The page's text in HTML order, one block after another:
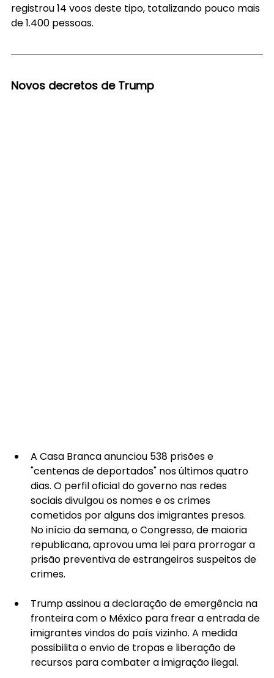
registrou 14 voos deste tipo, totalizando pouco mais
de 1.400 pessoas.
Novos decretos de Trump
A Casa Branca anunciou 538 prisões e
"centenas de deportados" nos últimos quatro
dias. O perfil oficial do governo nas redes
sociais divulgou os nomes e os crimes
cometidos por alguns dos imigrantes presos.
No início da semana, o Congresso, de maioria
republicana, aprovou uma lei para prorrogar a
prisão preventiva de estrangeiros suspeitos de
crimes.
Trump assinou a declaração de emergência na
fronteira com o México para frear a entrada de
imigrantes vindos do país vizinho. A medida
possibilita o envio de tropas e liberação de
recursos para combater a imigração ilegal.